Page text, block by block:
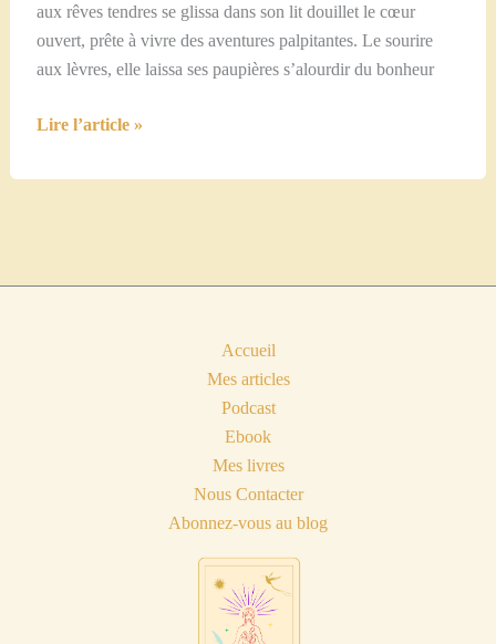
aux rêves tendres se glissa dans son lit douillet le cœur
ouvert, prête à vivre des aventures palpitantes. Le sourire
aux lèvres, elle laissa ses paupières s’alourdir du bonheur
L’Ours
le
Lire l’article »
Accueil
Mes articles
Podcast
Ebook
Mes livres
Nous Contacter
Abonnez-vous au blog